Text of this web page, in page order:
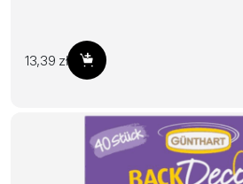
13,39 zł Dodaj do koszyka